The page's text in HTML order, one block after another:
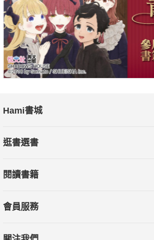
Hami書城
逛書選書
閱讀書籍
會員服務